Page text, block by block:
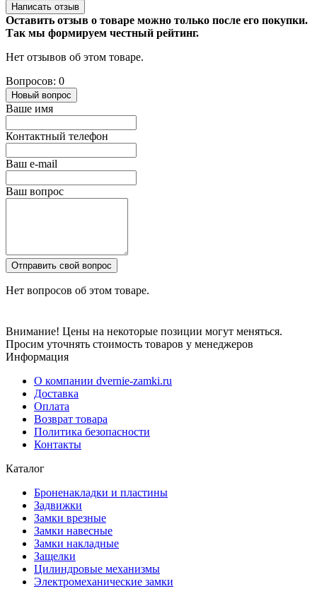
Написать отзыв
Оставить отзыв о товаре можно только после его покупки.
Так мы формируем честный рейтинг.
Нет отзывов об этом товаре.
Вопросов: 0
Новый вопрос
Ваше имя
Контактный телефон
Ваш e-mail
Ваш вопрос
Отправить свой вопрос
Нет вопросов об этом товаре.
Внимание! Цены на некоторые позиции могут меняться.
Просим уточнять стоимость товаров у менеджеров
Информация
О компании dvernie-zamki.ru
Доставка
Оплата
Возврат товара
Политика безопасности
Контакты
Каталог
Броненакладки и пластины
Задвижки
Замки врезные
Замки навесные
Замки накладные
Защелки
Цилиндровые механизмы
Электромеханические замки